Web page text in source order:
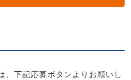
、下記応募ボタンよりお願いし